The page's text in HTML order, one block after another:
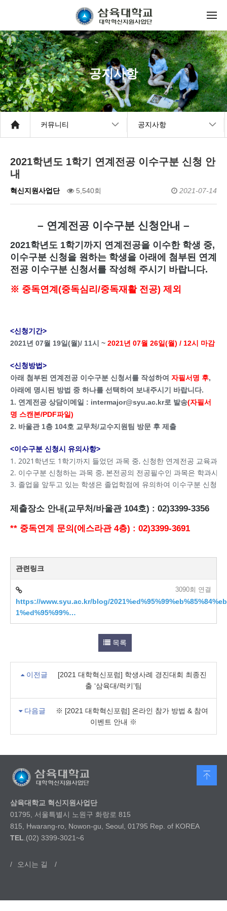
공지사항
커뮤니티 공지사항
2021학년도 1학기 연계전공 이수구분 신청 안
내
혁신지원사업단 5,540회 2021-07-14
– 연계전공 이수구분 신청안내 –
2021학년도 1학기까지 연계전공을 이수한 학생 중,
이수구분 신청을 원하는 학생을 아래에 첨부된 연계
전공 이수구분 신청서를 작성해 주시기 바랍니다.
※ 중독연계(중독심리/중독재활 전공) 제외
<신청기간>
2021년 07월 19일(월)/ 11시 ~ 2021년 07월 26일(월) / 12시 마감
<신청방법>
아래 첨부된 연계전공 이수구분 신청서를 작성하여 자필서명 후,
아래에 명시된 방법 중 하나를 선택하여 보내주시기 바랍니다.
1. 연계전공 상담이메일 : intermajor@syu.ac.kr로 발송(자필서
명 스캔본/PDF파일)
2. 바울관 1층 104호 교무처/교수지원팀 방문 후 제출
<이수구분 신청시 유의사항>
1. 2021학년도 1학기까지 들었던 과목 중, 신청한 연계전공 교육과
2. 이수구분 신청하는 과목 중, 본전공의 전공필수인 과목은 학과사
3. 졸업을 앞두고 있는 학생은 졸업학점에 유의하여 이수구분 신청을
제출장소 안내(교무처/바울관 104호) : 02)3399-3356
** 중독연계 문의(에스라관 4층) : 02)3399-3691
관련링크
https://www.syu.ac.kr/blog/
1%ed%95%99%…
3090회 연결
목록
이전글
[2021 대학혁신포럼] 학생사례 경진대회 최종진
출 ‘삼육대/럭키’팀
다음글
※ [2021 대학혁신포럼] 온라인 참가 방법 & 참여
이벤트 안내 ※
삼육대학교 혁신지원사업단
01795, 서울특별시 노원구 화랑로 815
815, Hwarang-ro, Nowon-gu, Seoul, 01795 Rep. of KOREA
TEL .(02) 3399-3021~6
/ 오시는 길 /